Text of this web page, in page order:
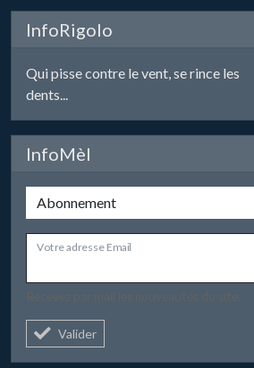
InfoRigolo
Qui pisse contre le vent, se rince les
dents...
InfoMèl
Votre adresse Email
Valider